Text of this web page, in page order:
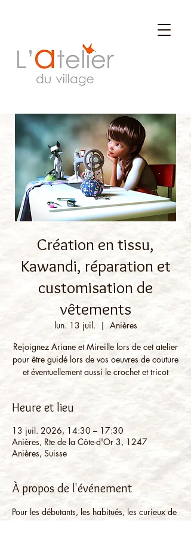
Création en tissu,
Kawandi, réparation et
customisation de
vêtements
lun. 13 juil.
  |
Anières
Rejoignez Ariane et Mireille lors de cet atelier
pour être guidé lors de vos oeuvres de couture
et éventuellement aussi le crochet et tricot
Heure et lieu
13 juil. 2026, 14:30 – 17:30
Anières, Rte de la Côte-d'Or 3, 1247
Anières, Suisse
À propos de l'événement
Pour les débutants, les habitués, les curieux de
l'aiguille et tous ceux qui veulent se